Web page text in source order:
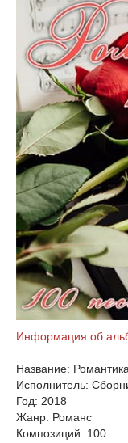
Информация об
Название:
Исполнитель:
Год: 2018
Жанр: Романс
Композиций: 100